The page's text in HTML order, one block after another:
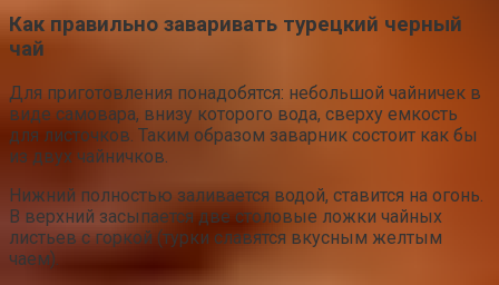
Как правильно заваривать турецкий черный
чай
Для приготовления понадобятся: небольшой чайничек в
виде самовара, внизу которого вода, сверху емкость
для листочков. Таким образом заварник состоит как бы
из двух чайничков.
Нижний полностью заливается водой, ставится на огонь.
В верхний засыпается две столовые ложки чайных
листьев с горкой (турки славятся вкусным желтым
чаем).